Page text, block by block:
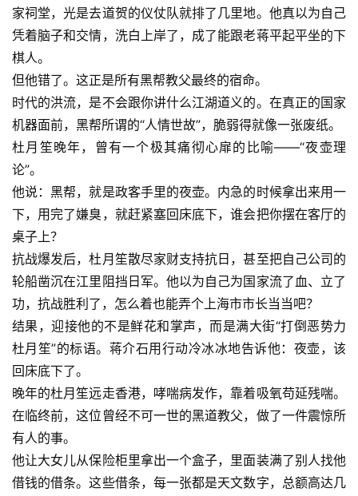
家祠堂，光是去道贺的仪仗队就排了几里地。他真以为自己
凭着脑子和交情，洗白上岸了，成了能跟老蒋平起平坐的下
棋人。
但他错了。这正是所有黑帮教父最终的宿命。
时代的洪流，是不会跟你讲什么江湖道义的。在真正的国家
机器面前，黑帮所谓的“人情世故”，脆弱得就像一张废纸。
杜月笙晚年，曾有一个极其痛彻心扉的比喻——“夜壶理
论”。
他说：黑帮，就是政客手里的夜壶。内急的时候拿出来用一
下，用完了嫌臭，就赶紧塞回床底下，谁会把你摆在客厅的
桌子上？
抗战爆发后，杜月笙散尽家财支持抗日，甚至把自己公司的
轮船凿沉在江里阻挡日军。他以为自己为国家流了血、立了
功，抗战胜利了，怎么着也能弄个上海市市长当当吧？
结果，迎接他的不是鲜花和掌声，而是满大街“打倒恶势力
杜月笙”的标语。蒋介石用行动冷冰冰地告诉他：夜壶，该
回床底下了。
晚年的杜月笙远走香港，哮喘病发作，靠着吸氧苟延残喘。
在临终前，这位曾经不可一世的黑道教父，做了一件震惊所
有人的事。
他让大女儿从保险柜里拿出一个盒子，里面装满了别人找他
借钱的借条。这些借条，每一张都是天文数字，总额高达几